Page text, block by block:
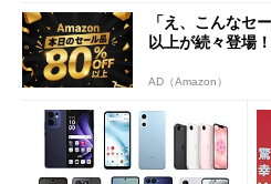
「え、こんなセ
以上が続々登場
AD（Amazon）